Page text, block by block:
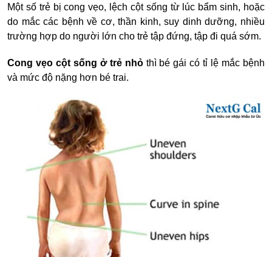
Một số trẻ bị cong vẹo, lệch cột sống từ lúc bẩm sinh, hoặc
do mắc các bệnh về cơ, thần kinh, suy dinh dưỡng, nhiều
trường hợp do người lớn cho trẻ tập đứng, tập đi quá sớm.
Cong vẹo cột sống ở trẻ nhỏthì bé gái có tỉ lệ mắc bệnh
và mức độ nặng hơn bé trai.